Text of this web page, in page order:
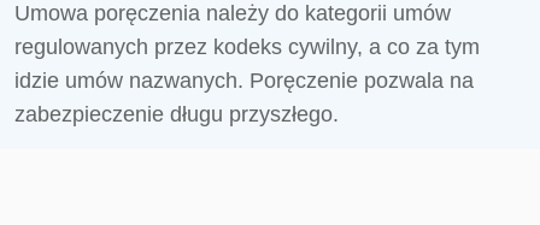
Umowa poręczenia należy do kategorii umów
regulowanych przez kodeks cywilny, a co za tym
idzie umów nazwanych. Poręczenie pozwala na
zabezpieczenie długu przyszłego.